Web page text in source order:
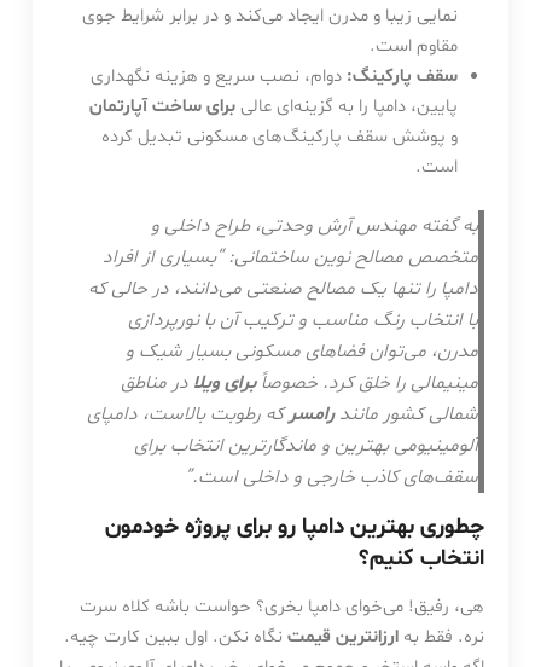
نمایی زیبا و مدرن ایجاد می‌کند و در برابر شرایط جوی
مقاوم است.
سقف پارکینگ: دوام، نصب سریع و هزینه نگهداری
پایین، دامپا را به گزینه‌ای عالیبرای ساخت آپارتمان
و پوشش سقف پارکینگ‌های مسکونی تبدیل کرده
است.
به گفته مهندس آرش وحدتی، طراح داخلی و
متخصص مصالح نوین ساختمانی: “بسیاری از افراد
دامپا را تنها یک مصالح صنعتی می‌دانند، در حالی که
با انتخاب رنگ مناسب و ترکیب آن با نورپردازی
مدرن، می‌توان فضاهای مسکونی بسیار شیک و
مینیمالی را خلق کرد. خصوصاًبرای ویلا در مناطق
شمالی کشور مانندرامسرکه رطوبت بالاست، دامپای
آلومینیومی بهترین و ماندگارترین انتخاب برای
سقف‌های کاذب خارجی و داخلی است.”
چطوری بهترین دامپا رو برای پروژه خودمون
انتخاب کنیم؟
هی، رفیق! می‌خوای دامپا بخری؟ حواست باشه کلاه سرت
نره. فقط به ارزانترین قیمتنگاه نکن. اول ببین کارت چیه.